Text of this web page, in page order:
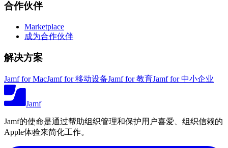
合作伙伴
Marketplace
成为合作伙伴
解决方案
Jamf for MacJamf for 移动设备Jamf for 教育Jamf for 中小企业
Jamf
Jamf的使命是通过帮助组织管理和保护用户喜爱、组织信赖的
Apple体验来简化工作。